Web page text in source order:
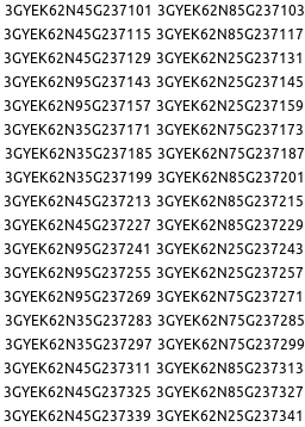
3GYEK62N45G237101 3GYEK62N85G237103
3GYEK62N45G237115 3GYEK62N85G237117
3GYEK62N45G237129 3GYEK62N25G237131
3GYEK62N95G237143 3GYEK62N25G237145
3GYEK62N95G237157 3GYEK62N25G237159
3GYEK62N35G237171 3GYEK62N75G237173
3GYEK62N35G237185 3GYEK62N75G237187
3GYEK62N35G237199 3GYEK62N85G237201
3GYEK62N45G237213 3GYEK62N85G237215
3GYEK62N45G237227 3GYEK62N85G237229
3GYEK62N95G237241 3GYEK62N25G237243
3GYEK62N95G237255 3GYEK62N25G237257
3GYEK62N95G237269 3GYEK62N75G237271
3GYEK62N35G237283 3GYEK62N75G237285
3GYEK62N35G237297 3GYEK62N75G237299
3GYEK62N45G237311 3GYEK62N85G237313
3GYEK62N45G237325 3GYEK62N85G237327
3GYEK62N45G237339 3GYEK62N25G237341